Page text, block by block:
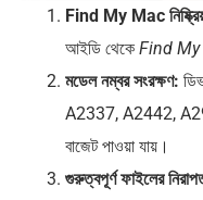
Find My Mac
আইডি থেকে Find My
মডেল নম্বর সংরক্ষণ:
A2337, A2442,
বাজেট পাওয়া যায়।
গুরুত্বপূর্ণ ফাইলের